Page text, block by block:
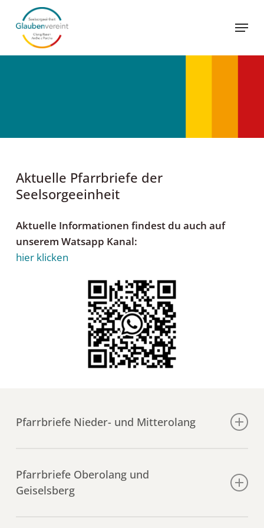
main
content
Menu
Aktuelle Pfarrbriefe der
Seelsorgeeinheit
Aktuelle Informationen findest du auch auf
unserem Watsapp Kanal:
hier klicken
Pfarrbriefe Nieder- und Mitterolang
Pfarrbrief NM-20. Juli – 9. August 2026
Pfarrbriefe Oberolang und
Geiselsberg